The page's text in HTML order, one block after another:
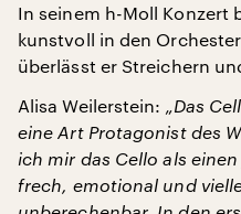
In seinem h-Moll Konzert
kunstvoll in den
überlässt er Streichern
Alisa Weilerstein: „Das
eine Art Protagonist des
ich mir das Cello als
frech, emotional und